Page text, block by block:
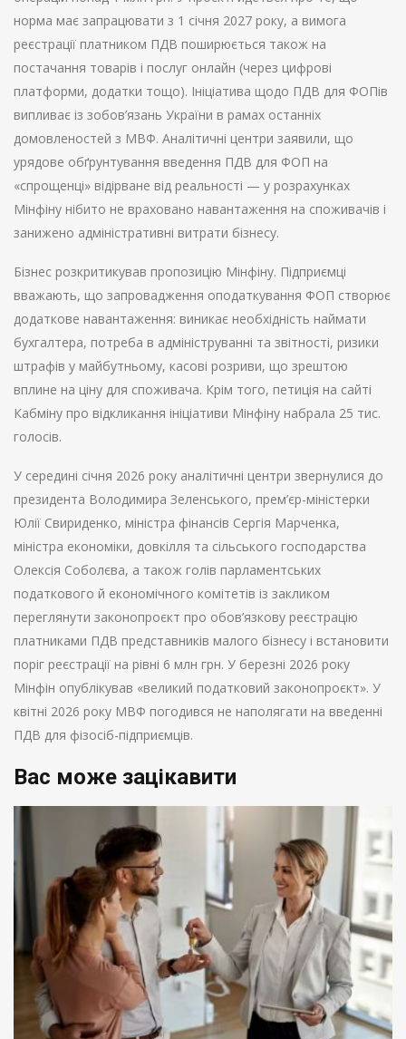
норма має запрацювати з 1 січня 2027 року, а вимога
реєстрації платником ПДВ поширюється також на
постачання товарів і послуг онлайн (через цифрові
платформи, додатки тощо). Ініціатива щодо ПДВ для ФОПів
випливає із зобов’язань України в рамах останніх
домовленостей з МВФ. Аналітичні центри заявили, що
урядове обґрунтування введення ПДВ для ФОП на
«спрощенці» відірване від реальності — у розрахунках
Мінфіну нібито не враховано навантаження на споживачів і
занижено адміністративні витрати бізнесу.
Бізнес розкритикував пропозицію Мінфіну. Підприємці
вважають, що запровадження оподаткування ФОП створює
додаткове навантаження: виникає необхідність наймати
бухгалтера, потреба в адмініструванні та звітності, ризики
штрафів у майбутньому, касові розриви, що зрештою
вплине на ціну для споживача. Крім того, петиція на сайті
Кабміну про відкликання ініціативи Мінфіну набрала 25 тис.
голосів.
У середині січня 2026 року аналітичні центри звернулися до
президента Володимира Зеленського, прем’єр-міністерки
Юлії Свириденко, міністра фінансів Сергія Марченка,
міністра економіки, довкілля та сільського господарства
Олексія Соболєва, а також голів парламентських
податкового й економічного комітетів із закликом
переглянути законопроєкт про обов’язкову реєстрацію
платниками ПДВ представників малого бізнесу і встановити
поріг реєстрації на рівні 6 млн грн. У березні 2026 року
Мінфін опублікував «великий податковий законопроєкт». У
квітні 2026 року МВФ погодився не наполягати на введенні
ПДВ для фізосіб-підприємців.
Вас може зацікавити